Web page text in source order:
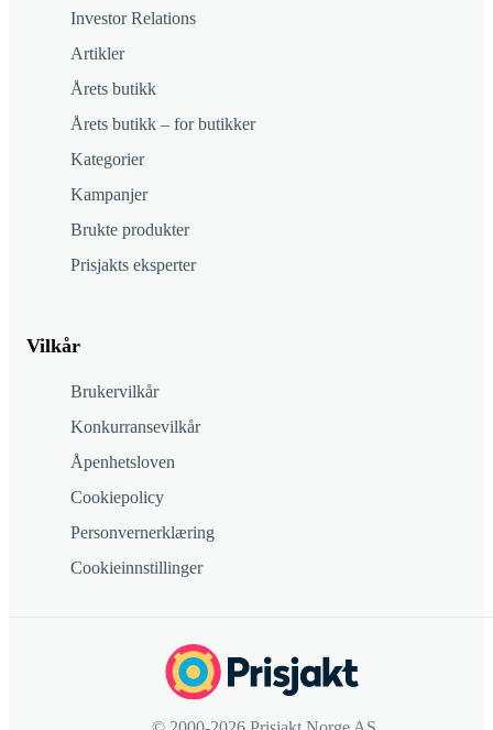
Investor Relations
Artikler
Årets butikk
Årets butikk – for butikker
Kategorier
Kampanjer
Brukte produkter
Prisjakts eksperter
Vilkår
Brukervilkår
Konkurransevilkår
Åpenhetsloven
Cookiepolicy
Personvernerklæring
Cookieinnstillinger